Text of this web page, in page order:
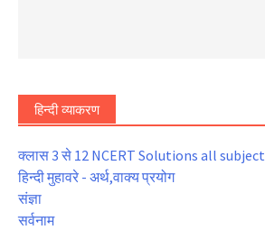
हिन्दी व्याकरण
क्लास 3 से 12 NCERT Solutions all subject
हिन्दी मुहावरे - अर्थ,वाक्य प्रयोग
संज्ञा
सर्वनाम